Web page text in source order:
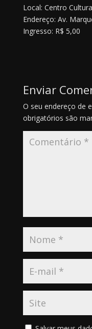
Local: Centro
Endereço: Av.
Ingresso: R$ 5,00
Enviar
O seu endereço de
obrigatórios são